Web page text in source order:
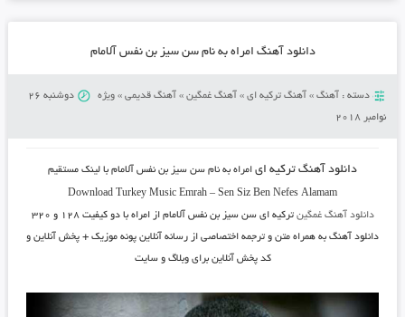
دانلود آهنگ امراه به نام سن سیز بن نفس آلامام
دسته : آهنگ» آهنگ ترکیه ای» آهنگ غمگین» آهنگ قدیمی» ویژه
دوشنبه 26
نوامبر 2018
دانلود آهنگ ترکیه ایامراه به نام سن سیز بن نفس آلامام با لینک مستقیم
Download Turkey Music Emrah –Sen Siz Ben Nefes Alamam
دانلود آهنگ غمگین ترکیه ای سن سیز بن نفس آلامام از امراه با دو کیفیت ۱۲۸ و ۳۲۰
دانلود آهنگ به همراه متن و ترجمه اختصاصی از رسانه آنلاین پونه موزیک + پخش آنلاین و
کد پخش آنلاین برای وبلاگ و سایت